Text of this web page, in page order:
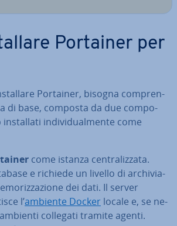
Portainer per
Portainer, bisogna com­pren­
di base, composta da due com­po­
in­stal­la­ti in­di­vi­dual­men­te come
come istanza cen­tra­liz­za­ta.
e richiede un livello di ar­chi­via­
dei dati. Il server
l’ambiente Docker locale e, se ne­
collegati tramite agenti.